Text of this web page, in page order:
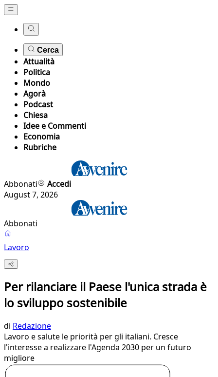
Cerca
Attualità
Politica
Mondo
Agorà
Podcast
Chiesa
Idee e Commenti
Economia
Rubriche
Abbonati
Accedi
August 7, 2026
Abbonati
Lavoro
Per rilanciare il Paese l'unica strada è
lo sviluppo sostenibile
di Redazione
Lavoro e salute le priorità per gli italiani. Cresce
l'interesse a realizzare l'Agenda 2030 per un futuro
migliore